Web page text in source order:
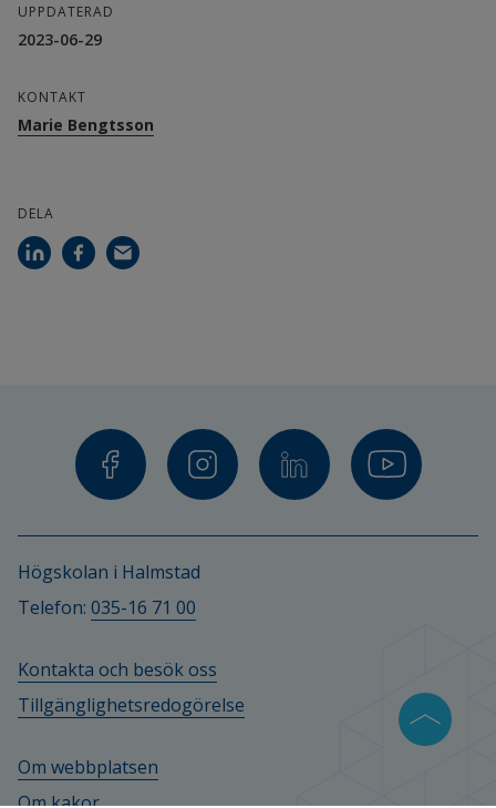
digitalisering i skola och samhälle. De nio lärosäten
Umeå universitet (värduniversitet)
Högskolan i Halmstad
KTH
Linnéuniversitetet
Doktorand
Marie Bengtsson, d
Handledare
Roger Säljö
UPPDATERAD
2023-06-29
KONTAKT
Marie Bengtsson
DELA
Högskolan i Halmstad
Telefon: 035-16 71 00
Kontakta och besök oss
Tillgänglighetsredogörelse
Om webbplatsen
Om kakor